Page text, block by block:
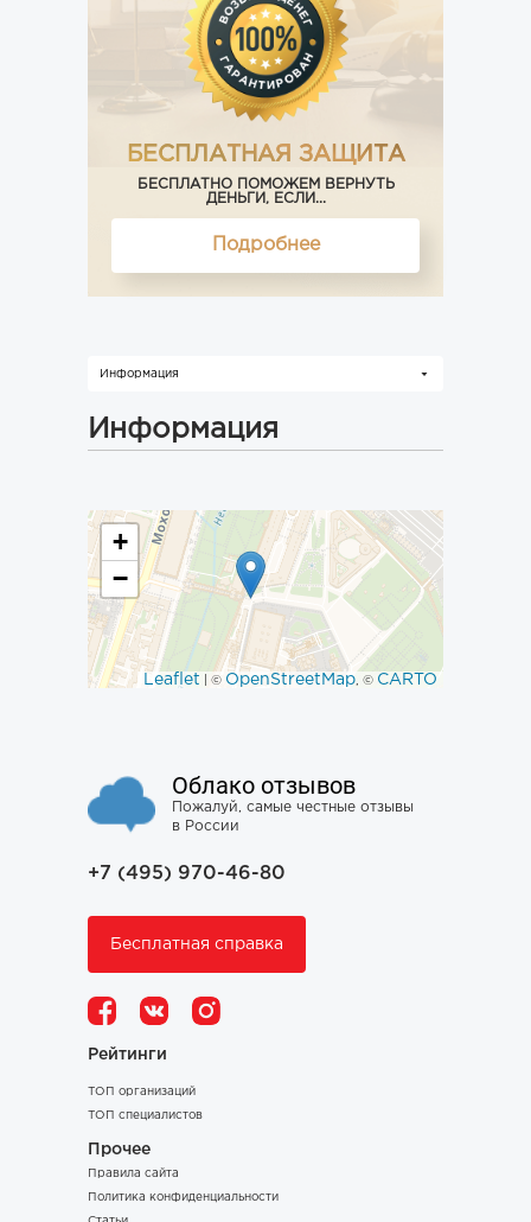
БЕСПЛАТНАЯ ЗАЩИТА
БЕСПЛАТНО ПОМОЖЕМ ВЕРНУТЬ
ДЕНЬГИ, ЕСЛИ...
Подробнее
Информация
Информация
+
−
Leaflet | © OpenStreetMap, © CARTO
Облако отзывов
Пожалуй, самые честные отзывы
в России
+7 (495) 970-46-80
Бесплатная справка
Рейтинги
ТОП организаций
ТОП специалистов
Прочее
Правила сайта
Политика конфиденциальности